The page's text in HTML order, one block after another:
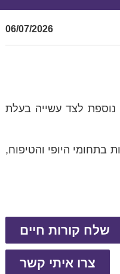
06/07/2026
נוספת לצד עשייה בעלת
בתחומי היופי והטיפוח,
שלח קורות חיים
צרו איתי קשר